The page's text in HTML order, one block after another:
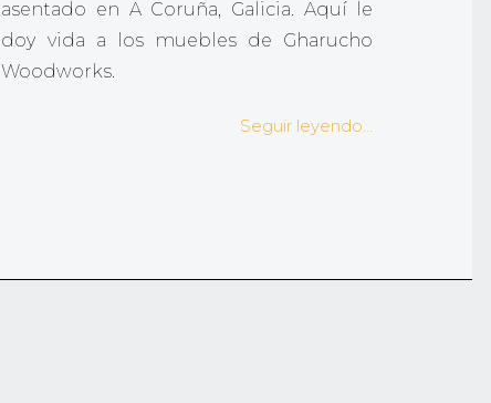
asentado en A Coruña, Galicia. Aquí le
doy vida a los muebles de Gharucho
Woodworks.
Seguir leyendo…